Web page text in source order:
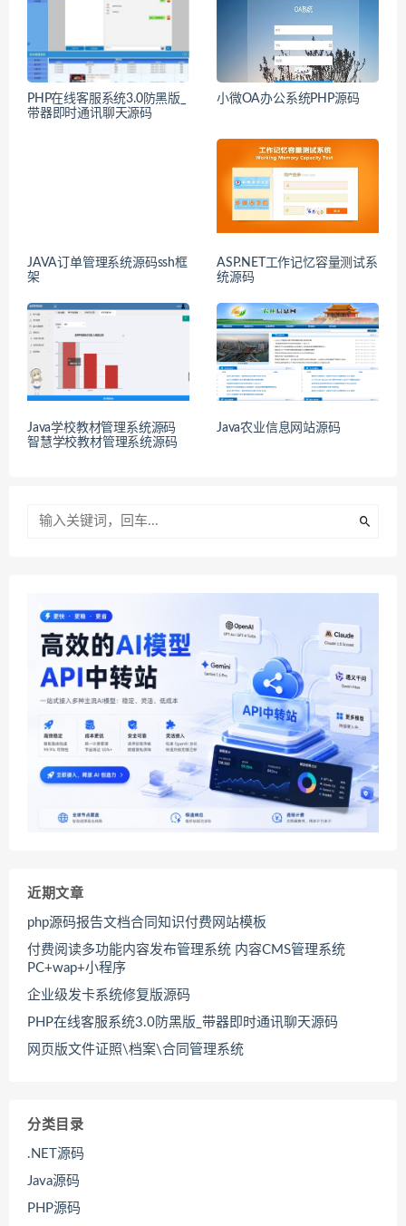
PHP在线客服系统3.0防黑版_
带器即时通讯聊天源码
小微OA办公系统PHP源码
JAVA订单管理系统源码ssh框
架
ASP.NET工作记忆容量测试系
统源码
Java学校教材管理系统源码
智慧学校教材管理系统源码
Java农业信息网站源码
近期文章
php源码报告文档合同知识付费网站模板
付费阅读多功能内容发布管理系统 内容CMS管理系统
PC+wap+小程序
企业级发卡系统修复版源码
PHP在线客服系统3.0防黑版_带器即时通讯聊天源码
网页版文件证照\档案\合同管理系统
分类目录
.NET源码
Java源码
PHP源码